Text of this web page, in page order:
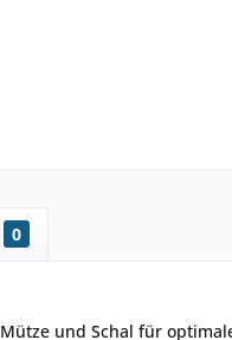
0
und Schal für